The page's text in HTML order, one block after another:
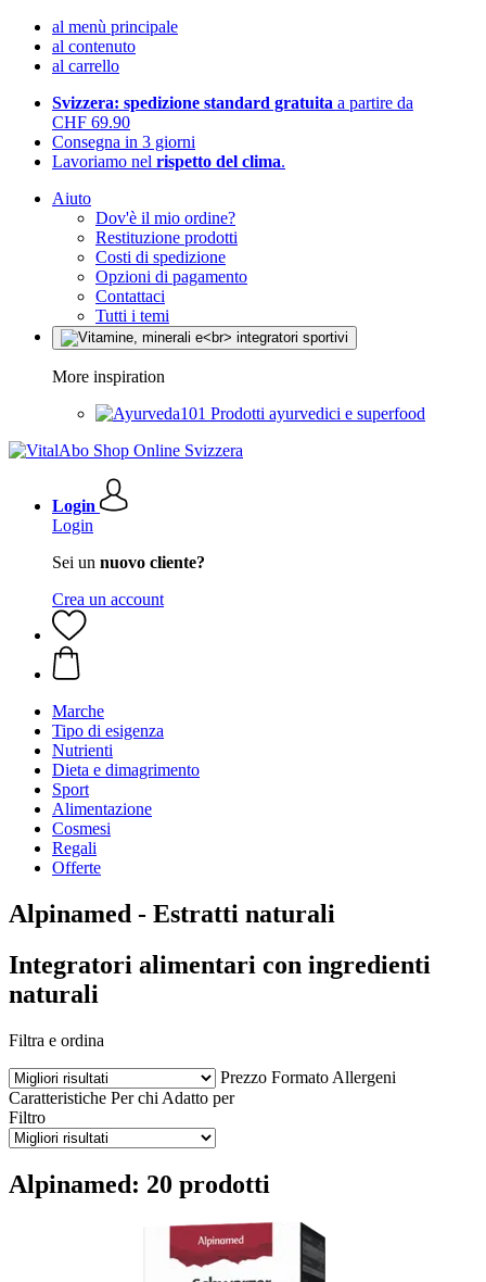
al menù principale
al contenuto
al carrello
Svizzera: spedizione standard gratuita a partire da
CHF 69.90
Consegna in 3 giorni
Lavoriamo nel rispetto del clima.
Aiuto
Dov'è il mio ordine?
Restituzione prodotti
Costi di spedizione
Opzioni di pagamento
Contattaci
Tutti i temi
More inspiration
Prodotti ayurvedici e superfood
Login
Login
Sei un nuovo cliente?
Crea un account
Marche
Tipo di esigenza
Nutrienti
Dieta e dimagrimento
Sport
Alimentazione
Cosmesi
Regali
Offerte
Alpinamed - Estratti naturali
Integratori alimentari con ingredienti
naturali
Filtra e ordina
Prezzo Formato Allergeni
Caratteristiche Per chi Adatto per
Filtro
Alpinamed: 20 prodotti